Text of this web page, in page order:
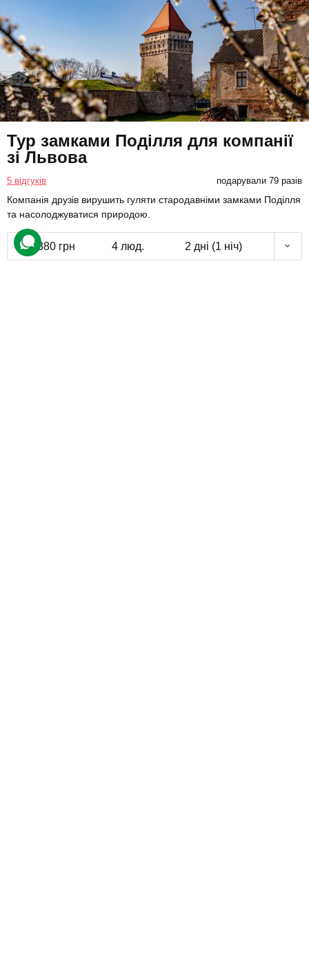
Тур замками Поділля для компанії
зі Львова
5 відгуків подарували 79 разів
Компанія друзів вирушить гуляти стародавніми замками Поділля
та насолоджуватися природою.
7380 грн 4 люд. 2 дні (1 ніч)